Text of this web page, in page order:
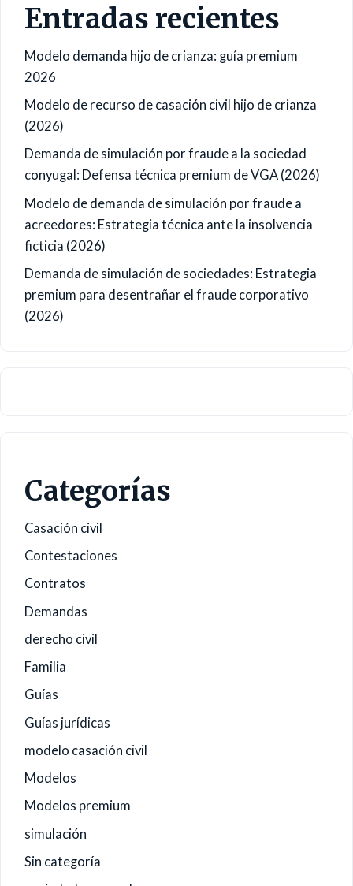
Entradas recientes
Modelo demanda hijo de crianza: guía premium
2026
Modelo de recurso de casación civil hijo de crianza
(2026)
Demanda de simulación por fraude a la sociedad
conyugal: Defensa técnica premium de VGA (2026)
Modelo de demanda de simulación por fraude a
acreedores: Estrategia técnica ante la insolvencia
ficticia (2026)
Demanda de simulación de sociedades: Estrategia
premium para desentrañar el fraude corporativo
(2026)
Categorías
Casación civil
Contestaciones
Contratos
Demandas
derecho civil
Familia
Guías
Guías jurídicas
modelo casación civil
Modelos
Modelos premium
simulación
Sin categoría